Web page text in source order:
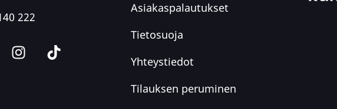
222
Asiakaspalautukset
Tietosuoja
Yhteystiedot
Tilauksen peruminen